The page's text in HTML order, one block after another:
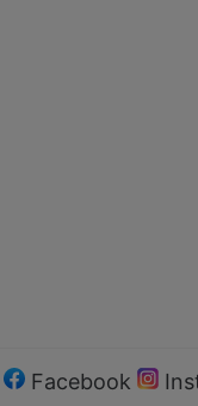
Facebook